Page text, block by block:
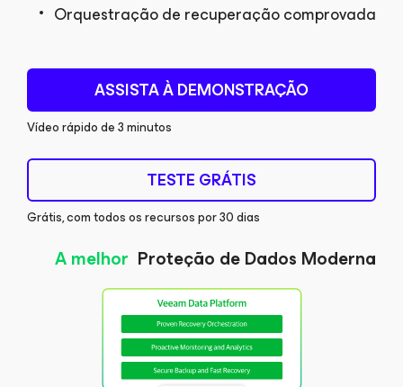
Orquestração de recuperação comprovada
ASSISTA À DEMONSTRAÇÃO
Vídeo rápido de 3 minutos
TESTE GRÁTIS
Grátis, com todos os recursos por 30 dias
A melhor Proteção de Dados Moderna